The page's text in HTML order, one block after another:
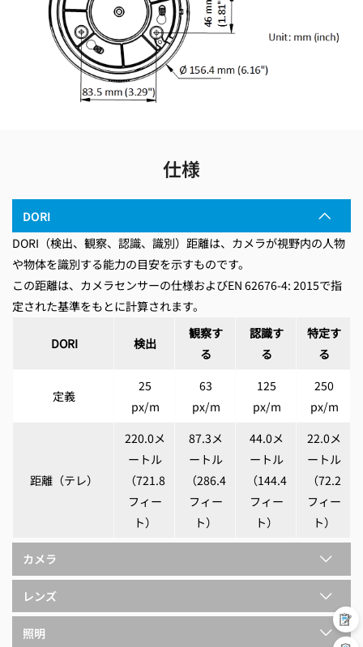
仕様
DORI
DORI（検出、観察、認識、識別）距離は、カメラが視野内の人物
や物体を識別する能力の目安を示すものです。
この距離は、カメラセンサーの仕様およびEN 62676-4: 2015で指
定された基準をもとに計算されます。
DORI 検出
観察す
る
認識す
る
特定す
る
定義
25
px/m
63
px/m
125
px/m
250
px/m
距離（テレ）
220.0メ
ートル
（721.8
フィー
ト）
87.3メ
ートル
（286.4
フィー
ト）
44.0メ
ートル
（144.4
フィー
ト）
22.0メ
ートル
（72.2
フィー
ト）
カメラ
レンズ
照明